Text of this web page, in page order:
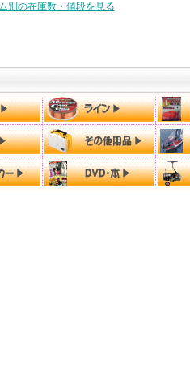
別の在庫数・値段を見る